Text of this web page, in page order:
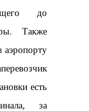
до
Также
аэропорту
есть
за